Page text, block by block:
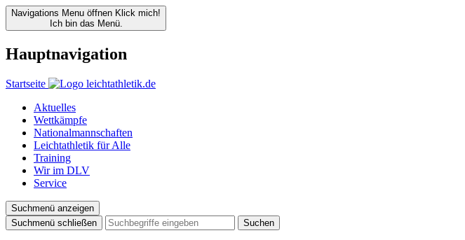
Navigations Menu öffnen Klick mich!
Ich bin das Menü.
Hauptnavigation
Startseite
Aktuelles
Wettkämpfe
Nationalmannschaften
Leichtathletik für Alle
Training
Wir im DLV
Service
Suchmenü anzeigen
Suchmenü schließen
Suchen